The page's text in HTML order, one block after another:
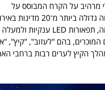
מרהיב על הקרח המבוסס על
. ההפקה, שכבר זכתה להצלחה גדולה ביותר מ־20
וצפתה בה למעלה מ־1.5 מיליון איש, משלבת שירה חיה בעברית, החלקה אמנותית, אקרובטיקה עוצרת נשימה, תפאורות LED ענקיות ולמעלה
המוכרים, בהם "לעזוב", "קיץ",
הקיץ לערים רבות ברחבי